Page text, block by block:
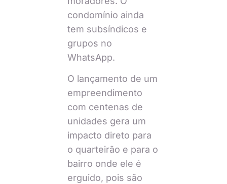
condomínio ainda
tem subsíndicos e
grupos no
WhatsApp.
O lançamento de um
empreendimento
com centenas de
unidades gera um
impacto direto para
o quarteirão e para o
bairro onde ele é
erguido, pois são